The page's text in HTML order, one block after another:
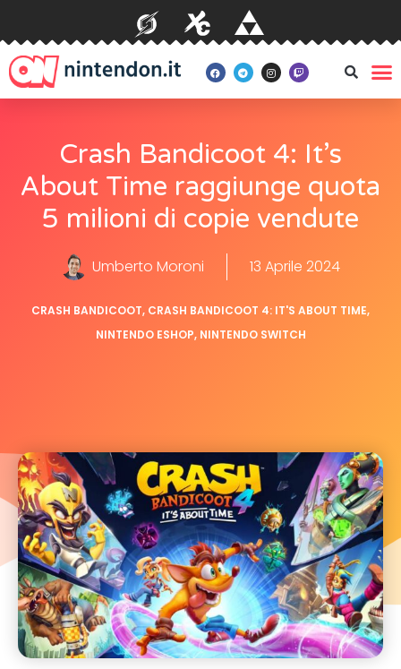
Crash Bandicoot 4: It’s
About Time raggiunge quota
5 milioni di copie vendute
Umberto Moroni 13 Aprile 2024
CRASH BANDICOOT, CRASH BANDICOOT 4: IT'S ABOUT TIME,
NINTENDO ESHOP, NINTENDO SWITCH